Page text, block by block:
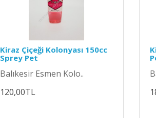
Kiraz Çiçeği Kolonyası 150cc
Sprey Pet
Balıkesir Esmen Kolo..
120,00TL